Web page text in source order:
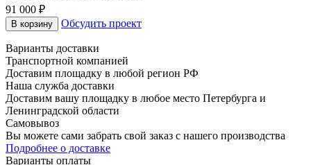
91 000 ₽
В корзину Обсудить проект
Варианты доставки
Транспортной компанией
Доставим площадку в любой регион РФ
Наша служба доставки
Доставим вашу площадку в любое место Петербурга и
Ленинградской области
Самовывоз
Вы можете сами забрать свой заказ с нашего производства
Подробнее о доставке
Варианты оплаты